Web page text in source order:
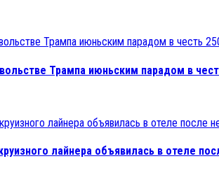
Трампа июньским парадом в
лайнера объявилась в отеле